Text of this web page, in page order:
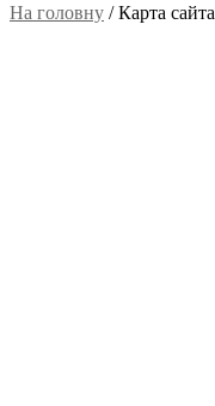
На головну /Карта сайта